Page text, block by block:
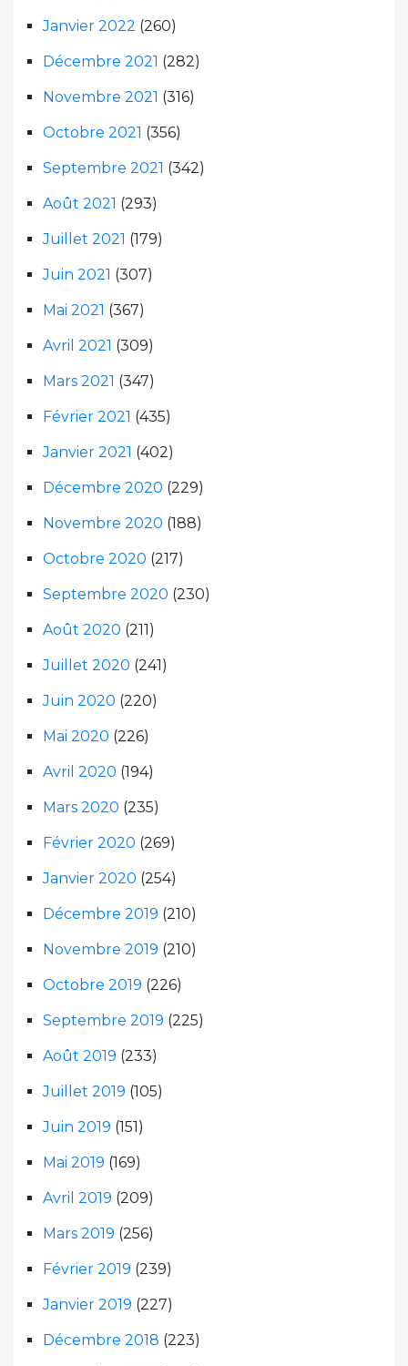
Janvier 2022 (260)
Décembre 2021 (282)
Novembre 2021 (316)
Octobre 2021 (356)
Septembre 2021 (342)
Août 2021 (293)
Juillet 2021 (179)
Juin 2021 (307)
Mai 2021 (367)
Avril 2021 (309)
Mars 2021 (347)
Février 2021 (435)
Janvier 2021 (402)
Décembre 2020 (229)
Novembre 2020 (188)
Octobre 2020 (217)
Septembre 2020 (230)
Août 2020 (211)
Juillet 2020 (241)
Juin 2020 (220)
Mai 2020 (226)
Avril 2020 (194)
Mars 2020 (235)
Février 2020 (269)
Janvier 2020 (254)
Décembre 2019 (210)
Novembre 2019 (210)
Octobre 2019 (226)
Septembre 2019 (225)
Août 2019 (233)
Juillet 2019 (105)
Juin 2019 (151)
Mai 2019 (169)
Avril 2019 (209)
Mars 2019 (256)
Février 2019 (239)
Janvier 2019 (227)
Décembre 2018 (223)